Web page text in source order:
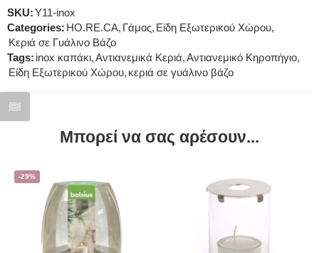
SKU:Y11-inox
Categories: HO.RE.CA, Γάμος, Είδη Εξωτερικού Χώρου,
Κεριά σε Γυάλινο Βάζο
Tags: inox καπάκι,Αντιανεμικά Κεριά,Αντιανεμικό Κηροπήγιο,
Είδη Εξωτερικού Χώρου, κεριά σε γυάλινο βάζο
Μπορεί να σας αρέσουν...
-29%